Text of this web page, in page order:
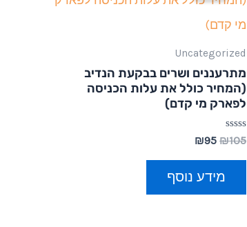
Uncategorized
מתרעננים ושרים בבקעת הנדיב
(המחיר כולל את עלות הכניסה
לפארק מי קדם)
דורג
מתוך
₪105
₪95
מידע נוסף